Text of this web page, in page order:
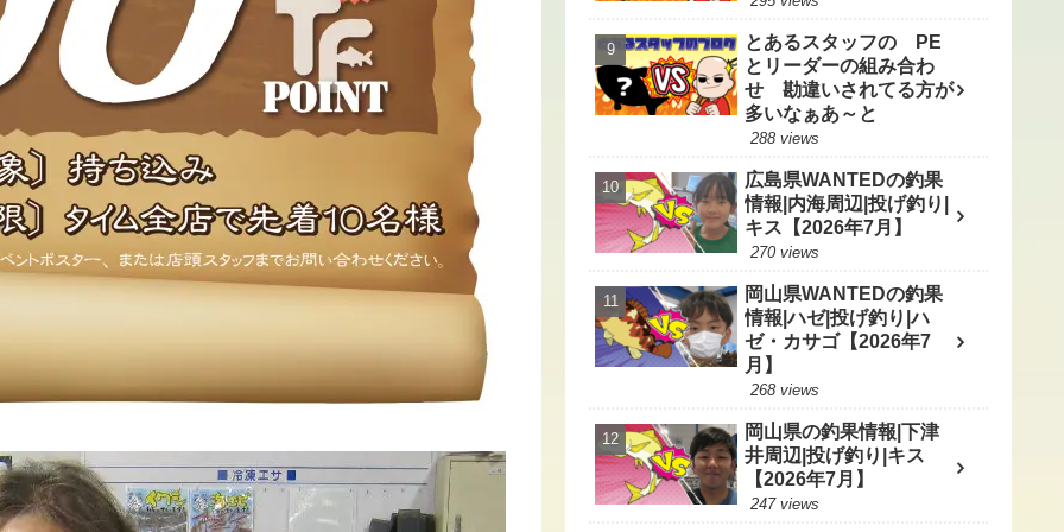
とあるスタッフの PE
とリーダーの組み合わ
せ 勘違いされてる方が
多いなぁあ～と
288 views
広島県WANTEDの釣果
情報|内海周辺|投げ釣り|
キス【2026年7月】
270 views
岡山県WANTEDの釣果
情報|ハゼ|投げ釣り|ハ
ゼ・カサゴ【2026年7
月】
268 views
岡山県の釣果情報|下津
井周辺|投げ釣り|キス
【2026年7月】
247 views